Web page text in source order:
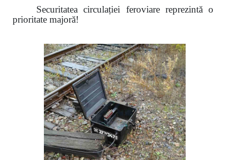
Securitatea circulației feroviare reprezintă o
prioritate majoră!